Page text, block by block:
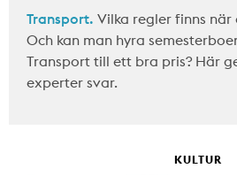
Transport. Vilka regler finns
Och kan man hyra
Transport till ett bra pris? Här
experter svar.
KULTUR